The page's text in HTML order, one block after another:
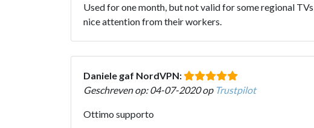
Used for one month, but not valid for some regional
nice attention from their workers.
Daniele gaf NordVPN:
Geschreven op: 04-07-2020 op Trustpilot
Ottimo supporto